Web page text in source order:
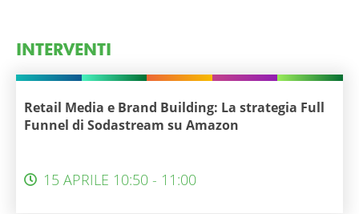
INTERVENTI
Retail Media e Brand Building: La strategia Full
Funnel di Sodastream su Amazon
15 APRILE 10:50 - 11:00